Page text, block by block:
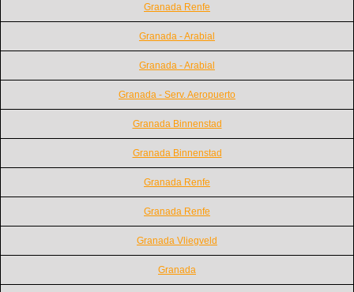
Granada Renfe
Granada - Arabial
Granada - Arabial
Granada - Serv. Aeropuerto
Granada Binnenstad
Granada Binnenstad
Granada Renfe
Granada Renfe
Granada Vliegveld
Granada